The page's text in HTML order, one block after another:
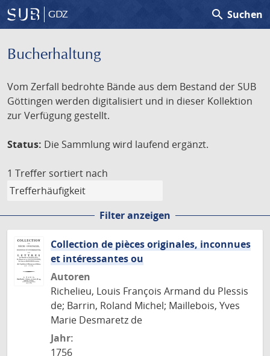
GDZ search Suchen
Bucherhaltung
Vom Zerfall bedrohte Bände aus dem Bestand der SUB
Göttingen werden digitalisiert und in dieser Kollektion
zur Verfügung gestellt.
Status: Die Sammlung wird laufend ergänzt.
1 Treffer sortiert nach
Filter anzeigen
Collection de pièces originales, inconnues
et intéressantes ou
Autoren
Richelieu, Louis François Armand du Plessis
de; Barrin, Roland Michel; Maillebois, Yves
Marie Desmaretz de
Jahr:
1756